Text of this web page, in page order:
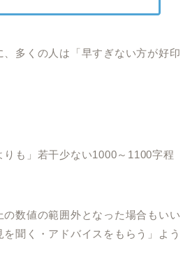
多くの人は「早すぎない方が好印
も」若干少ない1000～1100字程
数値の範囲外となった場合もいい
聞く・アドバイスをもらう」よう